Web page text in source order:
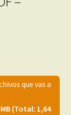
que vas a
MB (Total: 1,64